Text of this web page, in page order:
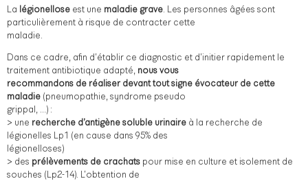
La légionellose est une maladie grave. Les personnes âgées sont
particulièrement à risque de contracter cette
maladie.
Dans ce cadre, afin d’établir ce diagnostic et d’initier rapidement le
traitement antibiotique adapté, nous vous
recommandons de réaliser devant tout signe évocateur de cette
maladie (pneumopathie, syndrome pseudo
grippal, …) :
> une recherche d’antigène soluble urinaire à la recherche de
légionelles Lp1 (en cause dans 95% des
légionelloses)
> des prélèvements de crachats pour mise en culture et isolement de
souches (Lp2-14). L’obtention de